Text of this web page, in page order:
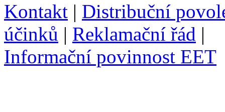
Kontakt | Distribuční
účinků | Reklamační řád |
Informační povinnost EET